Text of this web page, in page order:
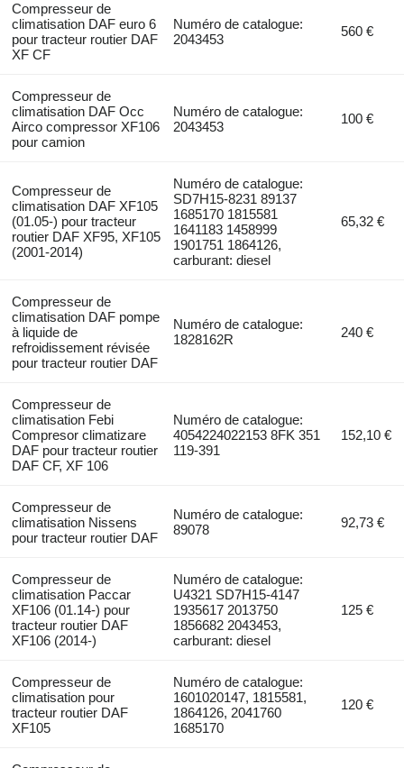
Compresseur de
climatisation DAF euro 6
pour tracteur routier DAF
XF CF
Numéro de catalogue:
2043453
560 €
Compresseur de
climatisation DAF Occ
Airco compressor XF106
pour camion
Numéro de catalogue:
2043453
100 €
Compresseur de
climatisation DAF XF105
(01.05-) pour tracteur
routier DAF XF95, XF105
(2001-2014)
Numéro de catalogue:
SD7H15-8231 89137
1685170 1815581
1641183 1458999
1901751 1864126,
carburant: diesel
65,32 €
Compresseur de
climatisation DAF pompe
à liquide de
refroidissement révisée
pour tracteur routier DAF
Numéro de catalogue:
1828162R
240 €
Compresseur de
climatisation Febi
Compresor climatizare
DAF pour tracteur routier
DAF CF, XF 106
Numéro de catalogue:
4054224022153 8FK 351
119-391
152,10 €
Compresseur de
climatisation Nissens
pour tracteur routier DAF
Numéro de catalogue:
89078
92,73 €
Compresseur de
climatisation Paccar
XF106 (01.14-) pour
tracteur routier DAF
XF106 (2014-)
Numéro de catalogue:
U4321 SD7H15-4147
1935617 2013750
1856682 2043453,
carburant: diesel
125 €
Compresseur de
climatisation pour
tracteur routier DAF
XF105
Numéro de catalogue:
1601020147, 1815581,
1864126, 2041760
1685170
120 €